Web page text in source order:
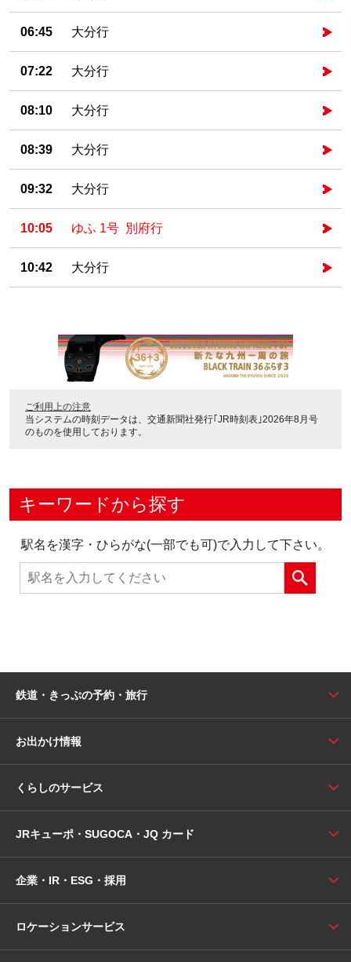
06:45 大分行
07:22 大分行
08:10 大分行
08:39 大分行
09:32 大分行
10:05 ゆふ 1号 別府行
10:42 大分行
ご利用上の注意
当システムの時刻データは、 交通新聞社発行｢JR時刻表｣2026年8月号
のものを使用しております。
キーワードから探す
駅名を漢字・ひらがな(一部でも可)で入力して下さい。
鉄道・きっぷの予約・旅行
お出かけ情報
くらしのサービス
JRキューポ・SUGOCA・JQ カード
企業・IR・ESG・採用
ロケーションサービス